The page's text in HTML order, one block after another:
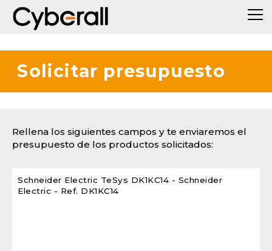
Solicitar presupuesto
Rellena los siguientes campos y te enviaremos el
presupuesto de los productos solicitados: